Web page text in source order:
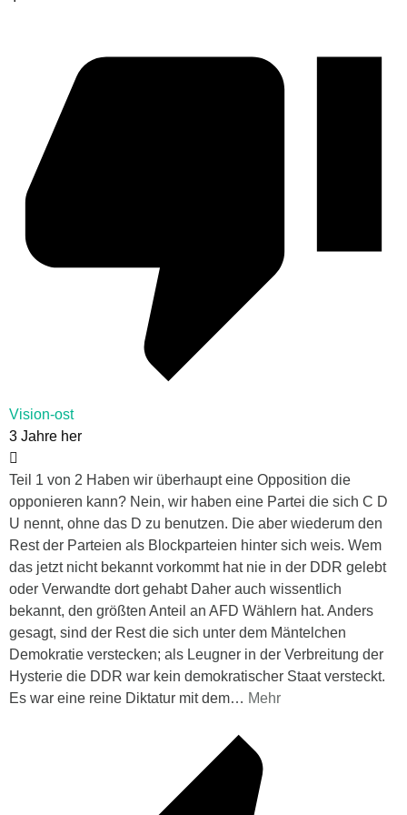
Vision-ost
3 Jahre her
Teil 1 von 2 Haben wir überhaupt eine Opposition die
opponieren kann? Nein, wir haben eine Partei die sich C D
U nennt, ohne das D zu benutzen. Die aber wiederum den
Rest der Parteien als Blockparteien hinter sich weis. Wem
das jetzt nicht bekannt vorkommt hat nie in der DDR gelebt
oder Verwandte dort gehabt Daher auch wissentlich
bekannt, den größten Anteil an AFD Wählern hat. Anders
gesagt, sind der Rest die sich unter dem Mäntelchen
Demokratie verstecken; als Leugner in der Verbreitung der
Hysterie die DDR war kein demokratischer Staat versteckt.
Es war eine reine Diktatur mit dem… Mehr